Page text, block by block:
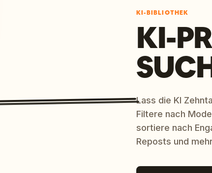
KI-BIBLIOTHEK
KI-
Lass die KI
Filtere nach
sortiere nach
Reposts und